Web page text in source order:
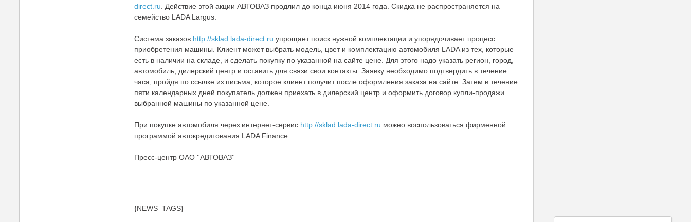
direct.ru . Действие этой акции АВТОВАЗ продлил до конца июня 2014 года. Скидка не распространяется на
семейство LADA Largus.
Система заказов http://sklad.lada-direct.ru упрощает поиск нужной комплектации и упорядочивает процесс
приобретения машины. Клиент может выбрать модель, цвет и комплектацию автомобиля LADA из тех, которые
есть в наличии на складе, и сделать покупку по указанной на сайте цене. Для этого надо указать регион, город,
автомобиль, дилерский центр и оставить для связи свои контакты. Заявку необходимо подтвердить в течение
часа, пройдя по ссылке из письма, которое клиент получит после оформления заказа на сайте. Затем в течение
пяти календарных дней покупатель должен приехать в дилерский центр и оформить договор купли-продажи
выбранной машины по указанной цене.
При покупке автомобиля через интернет-сервис http://sklad.lada-direct.ru можно воспользоваться фирменной
программой автокредитования LADA Finance.
Пресс-центр ОАО ''АВТОВАЗ''
{NEWS_TAGS}